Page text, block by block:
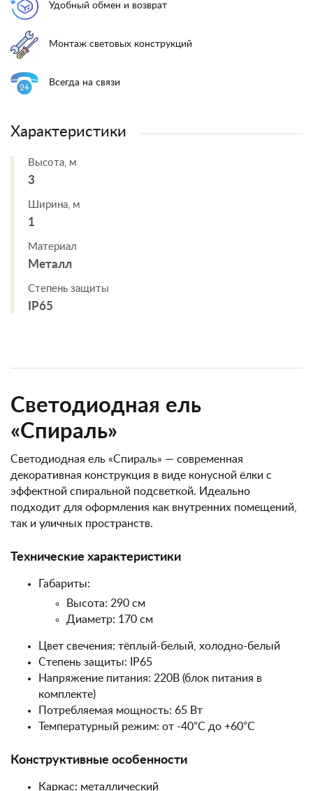
Удобный обмен и возврат
Монтаж световых конструкций
Всегда на связи
Характеристики
Высота, м
3
Ширина, м
1
Материал
Металл
Степень защиты
IP65
Светодиодная ель
«Спираль»
Светодиодная ель «Спираль» — современная
декоративная конструкция в виде конусной ёлки с
эффектной спиральной подсветкой. Идеально
подходит для оформления как внутренних помещений,
так и уличных пространств.
Технические характеристики
Габариты:
Высота: 290 см
Диаметр: 170 см
Цвет свечения: тёплый-белый, холодно-белый
Степень защиты: IP65
Напряжение питания: 220В (блок питания в
комплекте)
Потребляемая мощность: 65 Вт
Температурный режим: от -40°C до +60°C
Конструктивные особенности
Каркас: металлический